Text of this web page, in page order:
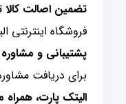
تضمین اصالت کالا
فروشگاه
پشتیبانی و
برای دریافت
الیتک پارت،